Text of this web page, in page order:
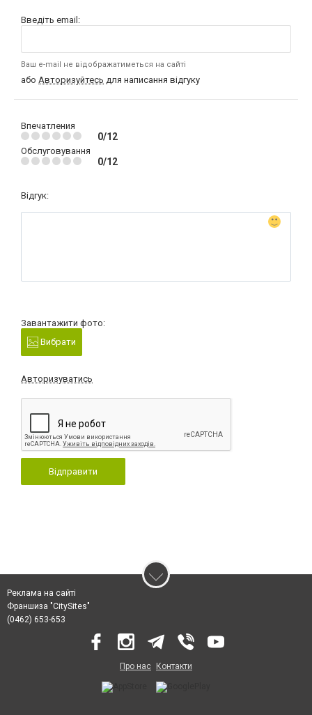
Введіть email:
Ваш e-mail не відображатиметься на сайті
або Авторизуйтесь для написання відгуку
Впечатления
0/12
Обслуговування
0/12
Відгук:
Завантажити фото:
Вибрати
Авторизуватись
Відправити
Реклама на сайті
Франшиза "CitySites"
(0462) 653-653
Про нас Контакти